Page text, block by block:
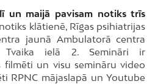
un maijā pavisam notiks trīs
klātienē, Rīgas psihiatrijas
jaunā Ambulatorā centra
Tvaika ielā 2. Semināri ir
filmēti un visu semināru video
RPNC mājaslapā un Youtube